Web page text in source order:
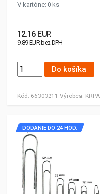
Kód: 66303211 Výrobca: KRPA
V kartóne: 0 ks
12.16 EUR
9.89 EUR bez DPH
Do košíka
DODANIE DO 24 HOD.